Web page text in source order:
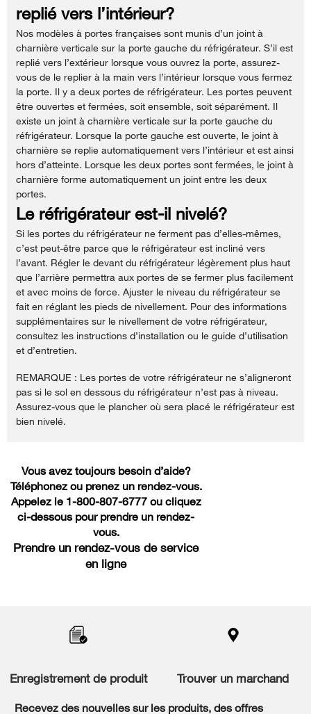
replié vers l’intérieur?
Nos modèles à portes françaises sont munis d’un joint à
charnière verticale sur la porte gauche du réfrigérateur. S’il est
replié vers l’extérieur lorsque vous ouvrez la porte, assurez-
vous de le replier à la main vers l’intérieur lorsque vous fermez
la porte. Il y a deux portes de réfrigérateur. Les portes peuvent
être ouvertes et fermées, soit ensemble, soit séparément. Il
existe un joint à charnière verticale sur la porte gauche du
réfrigérateur. Lorsque la porte gauche est ouverte, le joint à
charnière se replie automatiquement vers l’intérieur et est ainsi
hors d’atteinte. Lorsque les deux portes sont fermées, le joint à
charnière forme automatiquement un joint entre les deux
portes.
Le réfrigérateur est-il nivelé?
Si les portes du réfrigérateur ne ferment pas d’elles-mêmes,
c’est peut-être parce que le réfrigérateur est incliné vers
l’avant. Régler le devant du réfrigérateur légèrement plus haut
que l’arrière permettra aux portes de se fermer plus facilement
et avec moins de force. Ajuster le niveau du réfrigérateur se
fait en réglant les pieds de nivellement. Pour des informations
supplémentaires sur le nivellement de votre réfrigérateur,
consultez les instructions d’installation ou le guide d’utilisation
et d’entretien.
REMARQUE : Les portes de votre réfrigérateur ne s’aligneront
pas si le sol en dessous du réfrigérateur n’est pas à niveau.
Assurez-vous que le plancher où sera placé le réfrigérateur est
bien nivelé.
Vous avez toujours besoin d’aide?
Téléphonez ou prenez un rendez-vous.
Appelez le 1-800-807-6777 ou cliquez
ci-dessous pour prendre un rendez-
vous.
Prendre un rendez-vous de service
en ligne
list,
you
find
Enregistrement de produit Trouver un marchand
Recevez des nouvelles sur les produits, des offres